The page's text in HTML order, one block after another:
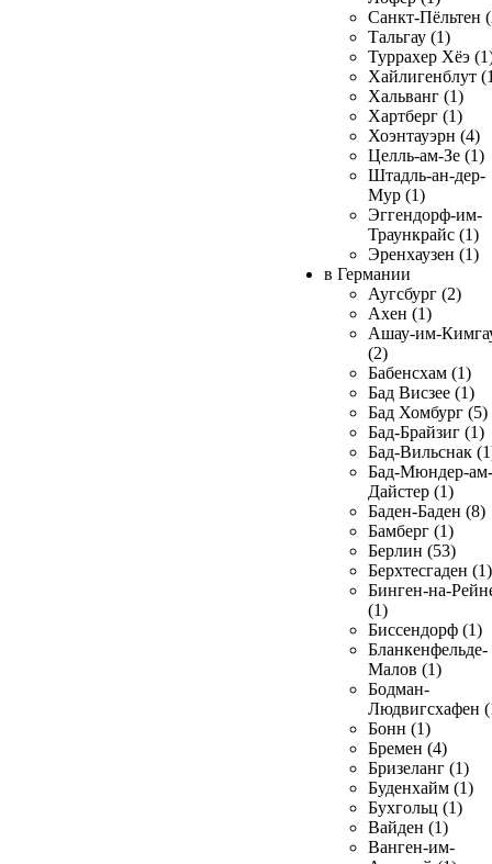
Санкт-Пёльтен
Тальгау (1)
Туррахер Хёэ
Хайлигенблут
Хальванг (1)
Хартберг (1)
Хоэнтауэрн (4)
Целль-ам-Зе (1)
Штадль-ан-дер-
Мур (1)
Эггендорф-им-
Траункрайс (1)
Эренхаузен (1)
в Германии
Аугсбург (2)
Ахен (1)
Ашау-им-
(2)
Бабенсхам (1)
Бад Висзее (1)
Бад Хомбург (5)
Бад-Брайзиг (1)
Бад-Вильснак
Бад-Мюндер-ам-
Дайстер (1)
Баден-Баден (8)
Бамберг (1)
Берлин (53)
Берхтесгаден (1)
Бинген-на-
(1)
Биссендорф (1)
Бланкенфельде-
Малов (1)
Бодман-
Людвигсхафен
Бонн (1)
Бремен (4)
Бризеланг (1)
Буденхайм (1)
Бухгольц (1)
Вайден (1)
Ванген-им-